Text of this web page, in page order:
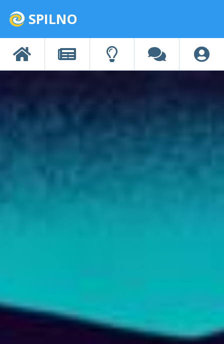
SPILNO